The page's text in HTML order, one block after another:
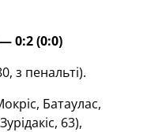
0:2 (0:0)
з пенальті).
Батаулас,
63),